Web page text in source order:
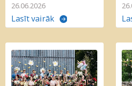
26.06.2026
Lasīt vairāk